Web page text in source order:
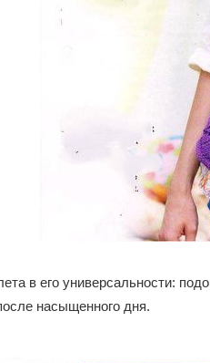
в его универсальности:
насыщенного дня.